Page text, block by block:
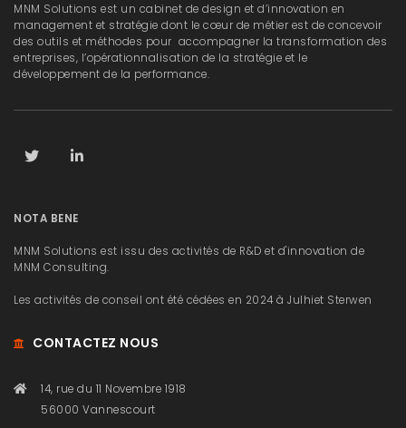
MNM Solutions est un cabinet de design et d’innovation en
management et stratégie dont le cœur de métier est de concevoir
des outils et méthodes pour accompagner la transformation des
entreprises, l’opérationnalisation de la stratégie et le
développement de la performance.
NOTA BENE
MNM Solutions est issu des activités de R&D et d'innovation de
MNM Consulting.
Les activités de conseil ont été cédées en 2024 à Julhiet Sterwen
CONTACTEZ NOUS
14, rue du 11 Novembre 1918
56000 Vannescourt